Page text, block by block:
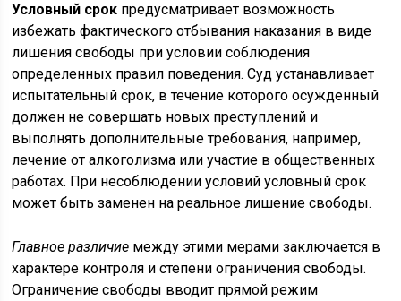
Условный срок предусматривает возможность
избежать фактического отбывания наказания в виде
лишения свободы при условии соблюдения
определенных правил поведения. Суд устанавливает
испытательный срок, в течение которого осужденный
должен не совершать новых преступлений и
выполнять дополнительные требования, например,
лечение от алкоголизма или участие в общественных
работах. При несоблюдении условий условный срок
может быть заменен на реальное лишение свободы.
Главное различие между этими мерами заключается в
характере контроля и степени ограничения свободы.
Ограничение свободы вводит прямой режим